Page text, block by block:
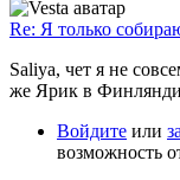
Re: Я только
Saliya, чет я не
же Ярик в
Войдите или
возможность